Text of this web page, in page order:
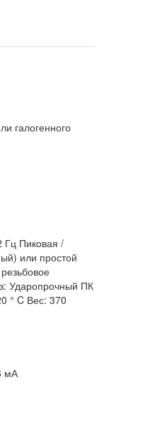
галогенного
Гц Пиковая /
или простой
Ударопрочный ПК
° C Вес: 370
мА